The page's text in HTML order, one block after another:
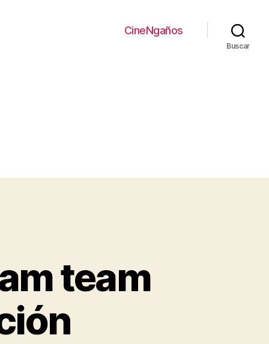
CineNgaños
Buscar
team